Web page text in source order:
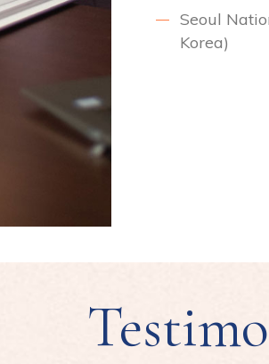
Seoul
Korea)